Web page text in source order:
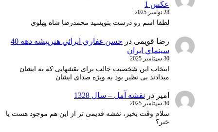
عکس 1
28 نوامبر 2025
لطفا اسم رو درست بنویسید محمدرضا شاه پهلوی
رضا قویمی در
حسن غفاري ايرائي هنرپيشه دهه 40
سينماي ايران
30 سپتامبر 2025
انتخاب ابن شخصیت جالب برای نقشهایی که به ایشان
میدادند بی نظیر بود به ویژه صدای ایشان
امیر در نقشه آمل – سال 1328
30 سپتامبر 2025
سلام وقت بخیر، نقشه قدیمی تر از این هم موجود هست یا
خیر؟